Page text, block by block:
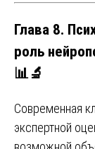
Глава 8.
роль
📊🔬
Современная
экспертной